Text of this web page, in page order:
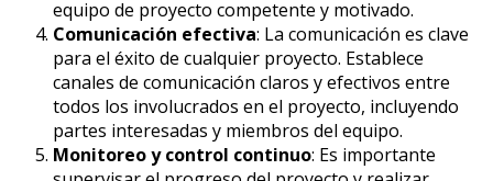
equipo de proyecto competente y motivado.
Comunicación efectiva: La comunicación es clave
para el éxito de cualquier proyecto. Establece
canales de comunicación claros y efectivos entre
todos los involucrados en el proyecto, incluyendo
partes interesadas y miembros del equipo.
Monitoreo y control continuo: Es importante